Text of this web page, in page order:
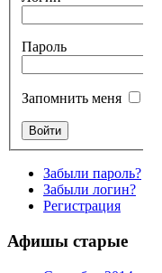
Пароль
Запомнить меня
Забыли пароль?
Забыли логин?
Регистрация
Афишы старые